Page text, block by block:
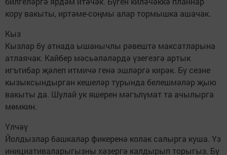
кору вакыты, иртәме-соңмы алар тормышка ашачак.
Кыз
Кызлар бу атнада ышанычлы рәвештә максатларына
атлаячак. Кайбер мәсьәләләрдә үзегезгә артык
игътибар җәлеп итмичә генә эшләргә кирәк. Бу сезне
кызыксындырган кешеләр турында белешмәләр җыю
вакыты да. Шулай ук яшерен мәгълүмат та ачылырга
мөмкин.
Үлчәү
Йолдызлар башкалар фикеренә колак салырга куша. Үз
инициативаларыгызны хәзергә калдырып торыгыз. Бу